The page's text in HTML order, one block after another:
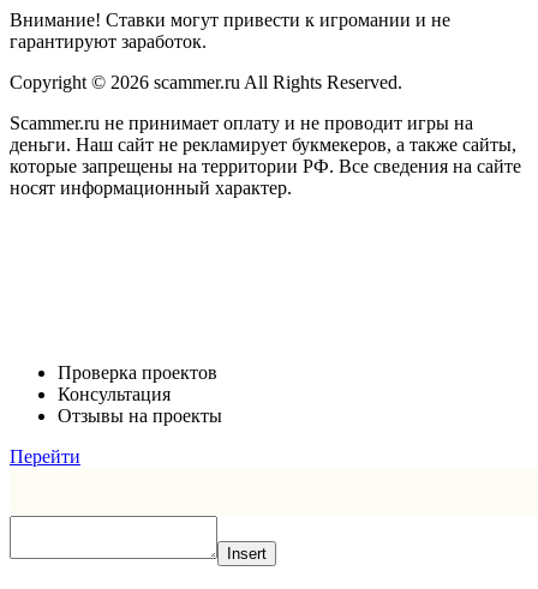
Внимание! Ставки могут привести к игромании и не
гарантируют заработок.
Copyright © 2026 scammer.ru All Rights Reserved.
Scammer.ru не принимает оплату и не проводит игры на
деньги. Наш сайт не рекламирует букмекеров, а также сайты,
которые запрещены на территории РФ. Все сведения на сайте
носят информационный характер.
Проверка проектов
Консультация
Отзывы на проекты
Перейти
Insert